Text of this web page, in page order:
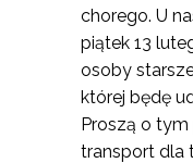
chorego. U
piątek 13
osoby
której będę
Proszą o
transport dla